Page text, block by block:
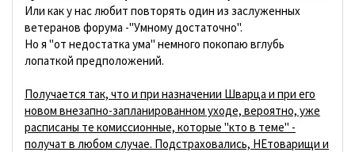
Или как у нас любит повторять один из заслуженных
ветеранов форума -"Умному достаточно".
Но я "от недостатка ума" немного покопаю вглубь
лопаткой предположений.
Получается так, что и при назначении Шварца и при его
новом внезапно-запланированном уходе, вероятно, уже
расписаны те комиссионные, которые "кто в теме" -
получат в любом случае. Подстраховались, НЕтоварищи и